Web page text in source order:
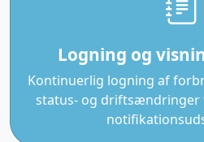
Logning og
Kontinuerlig logning af
status- og driftsændringer